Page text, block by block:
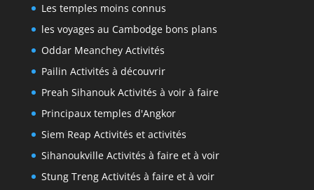
Les temples moins connus
les voyages au Cambodge bons plans
Oddar Meanchey Activités
Pailin Activités à découvrir
Preah Sihanouk Activités à voir à faire
Principaux temples d'Angkor
Siem Reap Activités et activités
Sihanoukville Activités à faire et à voir
Stung Treng Activités à faire et à voir